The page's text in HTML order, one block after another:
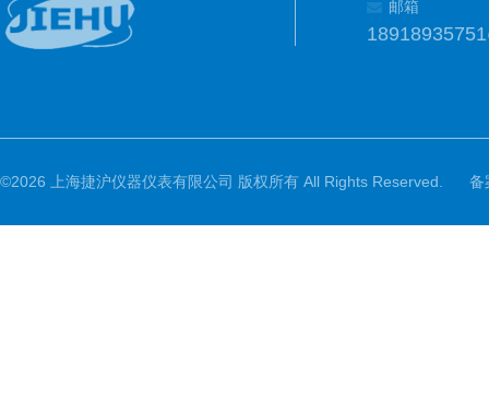
邮箱
©2026 上海捷沪仪器仪表有限公司 版权所有 All Rights Reserved. 备